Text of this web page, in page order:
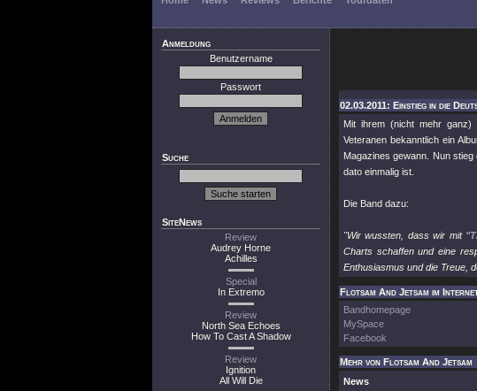
Anmeldung
Benutzername
Passwort
Suche
SiteNews
Review
Audrey Horne
Achilles
Special
In Extremo
Review
North Sea Echoes
How To Cast A Shadow
Review
Ignition
All Will Die
02.03.2011: Einstieg in die
Mit ihrem (nicht mehr
Veteranen bekanntlich ein
Magazines gewann. Nun
dato einmalig ist.
Die Band dazu:
"Wir wussten, dass wir mit
Charts schaffen und eine
Enthusiasmus und die Treue,
Flotsam And Jetsam im
Bandhomepage
MySpace
Facebook
Mehr von Flotsam And Jetsam
News